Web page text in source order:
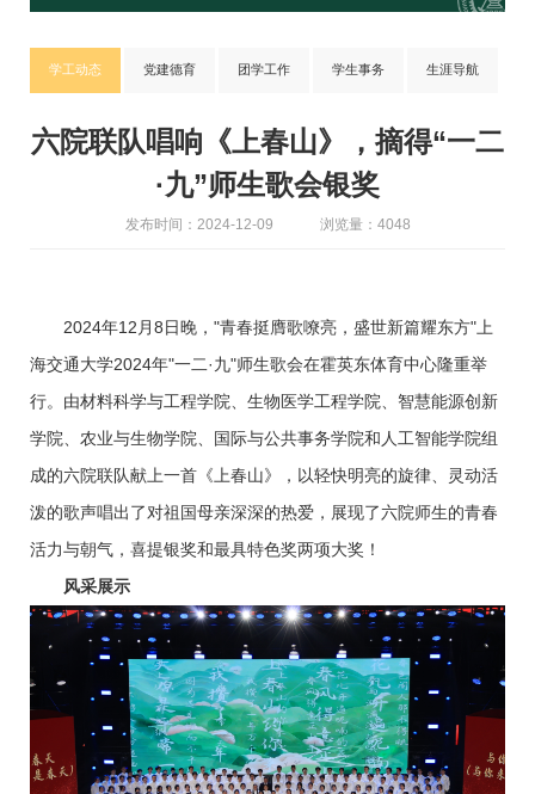
学工动态 党建德育 团学工作 学生事务 生涯导航
六院联队唱响《上春山》，摘得“一二
·九”师生歌会银奖
发布时间：2024-12-09 浏览量：4048
2024年12月8日晚，"青春挺膺歌嘹亮，盛世新篇耀东方"上
海交通大学2024年"一二·九"师生歌会在霍英东体育中心隆重举
行。由材料科学与工程学院、生物医学工程学院、智慧能源创新
学院、农业与生物学院、国际与公共事务学院和人工智能学院组
成的六院联队献上一首《上春山》，以轻快明亮的旋律、灵动活
泼的歌声唱出了对祖国母亲深深的热爱，展现了六院师生的青春
活力与朝气，喜提银奖和最具特色奖两项大奖！
风采展示